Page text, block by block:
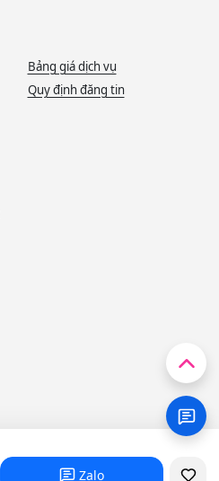
Zalo
Bảng giá dịch vụ
Quy định đăng tin